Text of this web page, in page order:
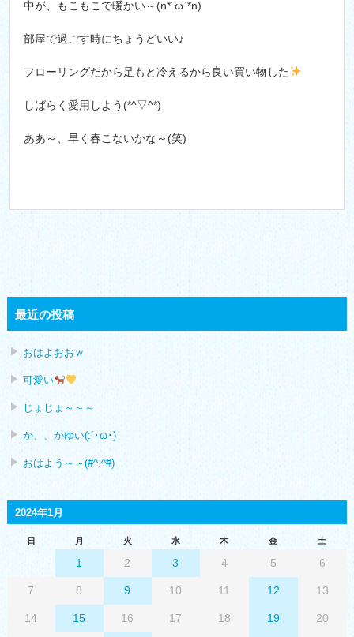
中が、もこもこで暖かい～(n*´ω`*n)
部屋で過ごす時にちょうどいい♪
フローリングだから足もと冷えるから良い買い物した
しばらく愛用しよう(*^▽^*)
ああ～、早く春こないかな～(笑)
最近の投稿
おはよおおｗ
可愛い
じょじょ～～～
か、、かゆい(;´･ω･)
おはよう～～(#^.^#)
2024年1月
日 月 火 水 木 金 土
1 2 3 4 5 6
7 8 9 10 11 12 13
14 15 16 17 18 19 20